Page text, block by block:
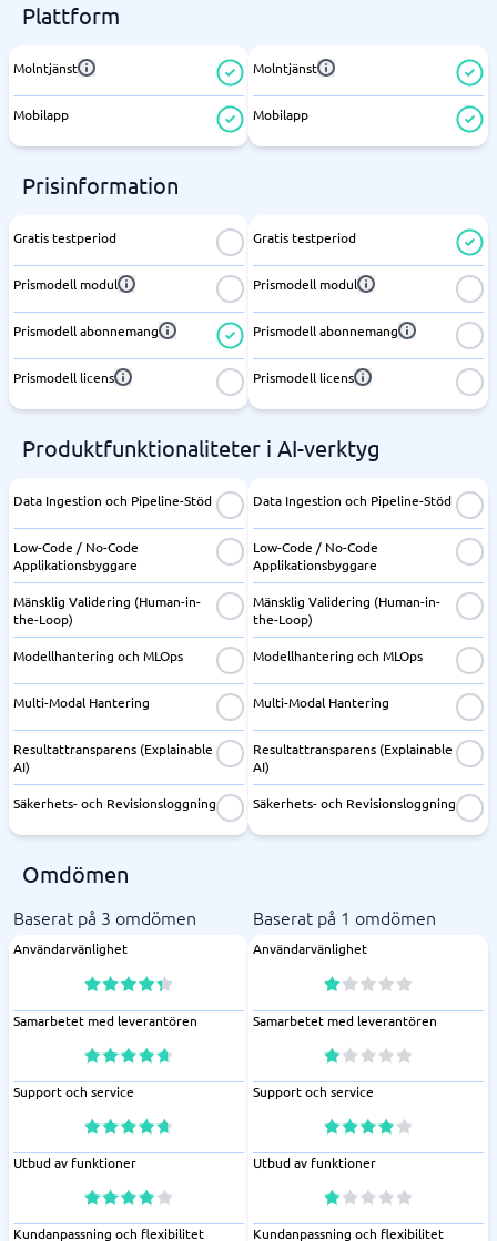
Plattform
Molntjänst
Mobilapp
Molntjänst
Mobilapp
Prisinformation
Gratis testperiod
Prismodell modul
Prismodell abonnemang
Prismodell licens
Gratis testperiod
Prismodell modul
Prismodell abonnemang
Prismodell licens
Produktfunktionaliteter i AI-verktyg
Data Ingestion och Pipeline-Stöd
Low-Code / No-Code
Applikationsbyggare
Mänsklig Validering (Human-in-
the-Loop)
Modellhantering och MLOps
Multi-Modal Hantering
Resultattransparens (Explainable
AI)
Säkerhets- och Revisionsloggning
Data Ingestion och Pipeline-Stöd
Low-Code / No-Code
Applikationsbyggare
Mänsklig Validering (Human-in-
the-Loop)
Modellhantering och MLOps
Multi-Modal Hantering
Resultattransparens (Explainable
AI)
Säkerhets- och Revisionsloggning
Omdömen
Baserat på 3 omdömen Baserat på 1 omdömen
Användarvänlighet
Samarbetet med leverantören
Support och service
Utbud av funktioner
Kundanpassning och flexibilitet
Användarvänlighet
Samarbetet med leverantören
Support och service
Utbud av funktioner
Kundanpassning och flexibilitet